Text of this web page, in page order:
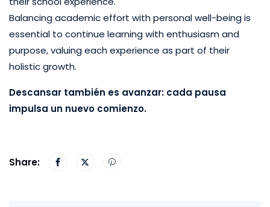
Balancing academic effort with personal well-being is
essential to continue learning with enthusiasm and
purpose, valuing each experience as part of their
holistic growth.
Descansar también es avanzar: cada pausa
impulsa un nuevo comienzo.
Share: